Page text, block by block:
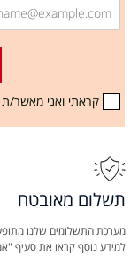
קראתי ואני מאשר/
תשלום מאובטח
מערכת התשלומים שלנו
למידע נוסף קראו את סעיף